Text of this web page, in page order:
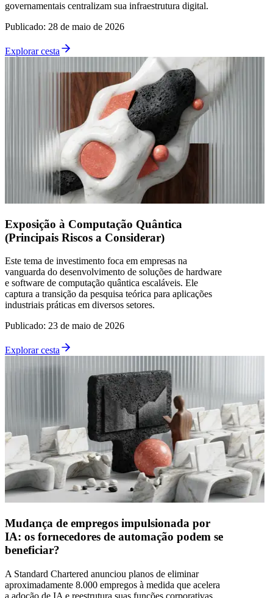
governamentais centralizam sua infraestrutura digital.
Publicado: 28 de maio de 2026
Explorar cesta
Exposição à Computação Quântica
(Principais Riscos a Considerar)
Este tema de investimento foca em empresas na
vanguarda do desenvolvimento de soluções de hardware
e software de computação quântica escaláveis. Ele
captura a transição da pesquisa teórica para aplicações
industriais práticas em diversos setores.
Publicado: 23 de maio de 2026
Explorar cesta
Mudança de empregos impulsionada por
IA: os fornecedores de automação podem se
beneficiar?
A Standard Chartered anunciou planos de eliminar
aproximadamente 8.000 empregos à medida que acelera
a adoção de IA e reestrutura suas funções corporativas,